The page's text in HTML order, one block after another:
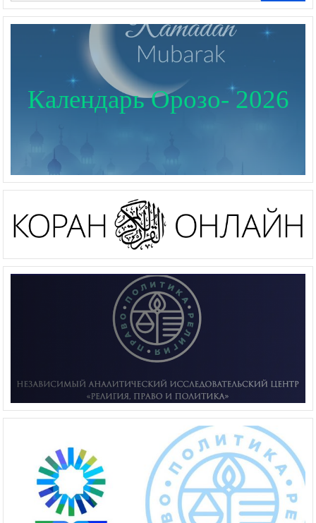
Календарь Орозо- 2026